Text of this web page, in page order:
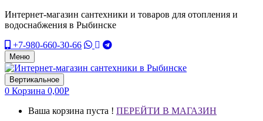
Интернет-магазин сантехники и товаров для отопления и
водоснабжения в Рыбинске
+7-980-660-30-66
Меню
Вертикальное
0 Корзина 0,00Р
Ваша корзина пуста ! ПЕРЕЙТИ В МАГАЗИН